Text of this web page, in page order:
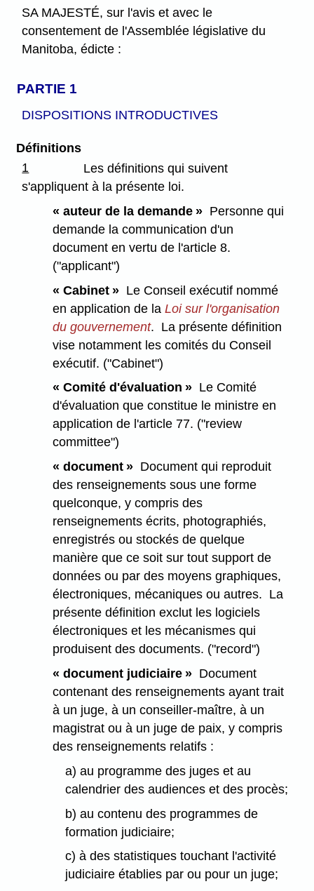
SA MAJESTÉ, sur l'avis et avec le
consentement de l'Assemblée législative du
Manitoba, édicte :
PARTIE 1
DISPOSITIONS INTRODUCTIVES
Définitions
1
Les définitions qui suivent
s'appliquent à la présente loi.
« auteur de la demande » Personne qui
demande la communication d'un
document en vertu de l'article 8.
("applicant")
« Cabinet » Le Conseil exécutif nommé
en application de laLoi sur l'organisation
du gouvernement. La présente définition
vise notamment les comités du Conseil
exécutif. ("Cabinet")
« Comité d'évaluation » Le Comité
d'évaluation que constitue le ministre en
application de l'article 77. ("review
committee")
« document » Document qui reproduit
des renseignements sous une forme
quelconque, y compris des
renseignements écrits, photographiés,
enregistrés ou stockés de quelque
manière que ce soit sur tout support de
données ou par des moyens graphiques,
électroniques, mécaniques ou autres. La
présente définition exclut les logiciels
électroniques et les mécanismes qui
produisent des documents. ("record")
« document judiciaire » Document
contenant des renseignements ayant trait
à un juge, à un conseiller-maître, à un
magistrat ou à un juge de paix, y compris
des renseignements relatifs :
a) au programme des juges et au
calendrier des audiences et des procès;
b) au contenu des programmes de
formation judiciaire;
c) à des statistiques touchant l'activité
judiciaire établies par ou pour un juge;